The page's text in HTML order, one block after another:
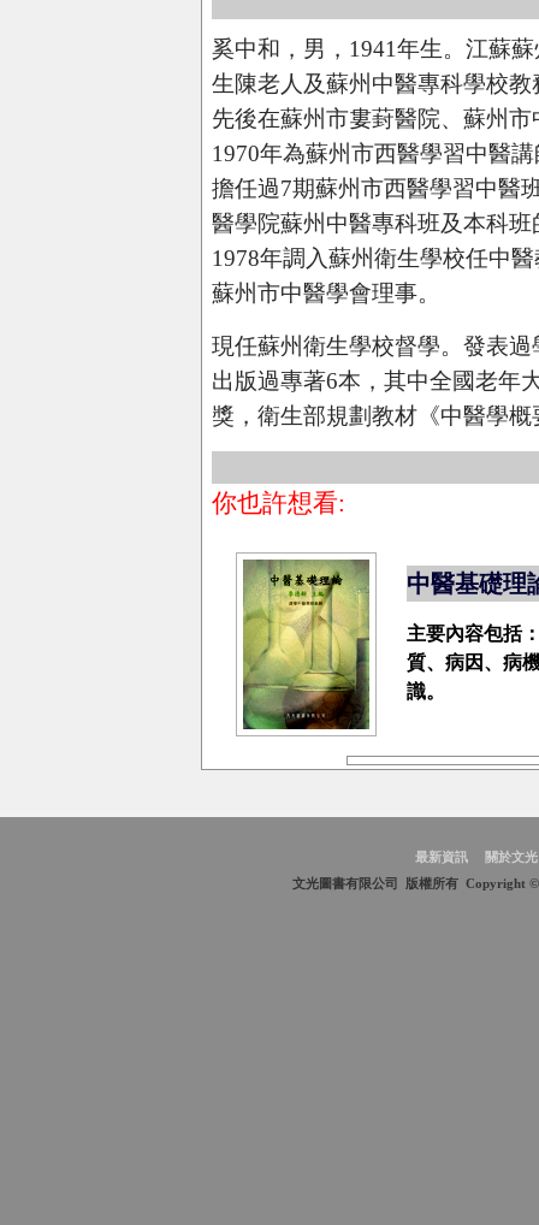
奚中和，男，1941年生。江蘇
生陳老人及蘇州中醫專科學校
先後在蘇州市婁葑醫院、蘇州
1970年為蘇州市西醫學習中醫
擔任過7期蘇州市西醫學習中醫
醫學院蘇州中醫專科班及本科班
1978年調入蘇州衛生學校任中
蘇州市中醫學會理事。
現任蘇州衛生學校督學。發表
出版過專著6本，其中全國老年
獎，衛生部規劃教材《中醫學
你也許想看:
中醫基礎理
主要內容包括
質、病因、病
識。
最新資訊
關於文光
文光圖書有限公司 版權所有 Copyright ©